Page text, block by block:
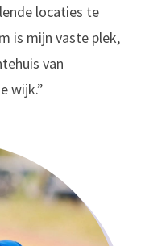
locaties te
is mijn vaste plek,
van
wijk.”